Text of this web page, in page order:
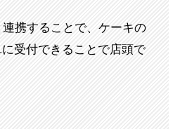
携することで、ケーキの
受付できることで店頭で